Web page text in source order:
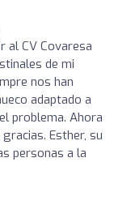
al CV Covaresa
de mi
nos han
adaptado a
problema. Ahora
Esther, su
personas a la